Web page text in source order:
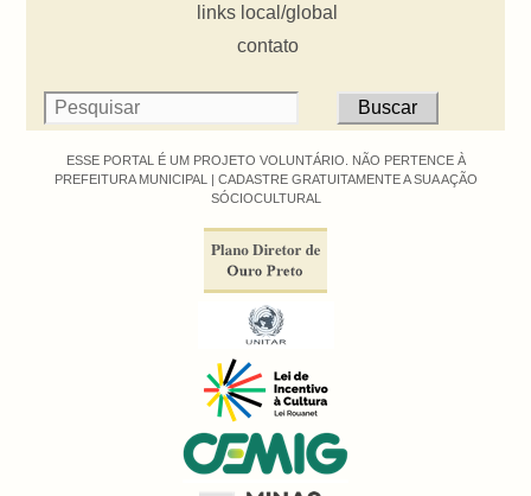
links local/global
contato
ESSE PORTAL É UM PROJETO VOLUNTÁRIO. NÃO PERTENCE À
PREFEITURA MUNICIPAL | CADASTRE GRATUITAMENTE A SUA AÇÃO
SÓCIOCULTURAL